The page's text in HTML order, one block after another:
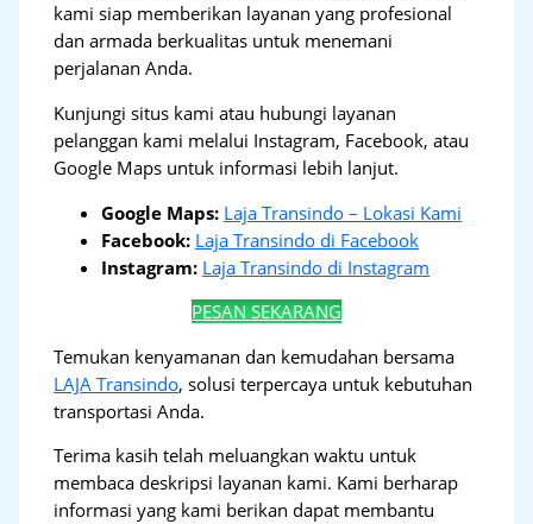
kami siap memberikan layanan yang profesional
dan armada berkualitas untuk menemani
perjalanan Anda.
Kunjungi situs kami atau hubungi layanan
pelanggan kami melalui Instagram, Facebook, atau
Google Maps untuk informasi lebih lanjut.
Google Maps: Laja Transindo – Lokasi Kami
Facebook: Laja Transindo di Facebook
Instagram: Laja Transindo di Instagram
PESAN SEKARANG
Temukan kenyamanan dan kemudahan bersama
LAJA Transindo, solusi terpercaya untuk kebutuhan
transportasi Anda.
Terima kasih telah meluangkan waktu untuk
membaca deskripsi layanan kami. Kami berharap
informasi yang kami berikan dapat membantu